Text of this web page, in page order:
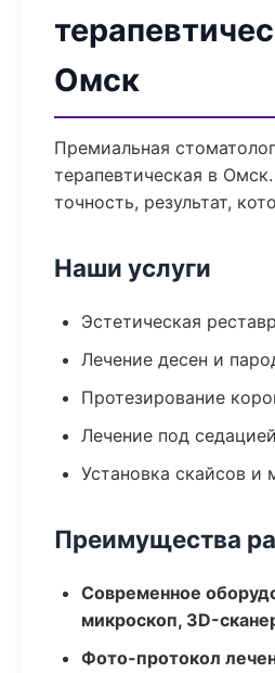
Омск
Премиальная
терапевтическая в
точность, результат,
Наши услуги
Эстетическая
Лечение десен и
Протезирование
Лечение под седацией
Установка скайсов и
Преимущества
Современное
микроскоп, 3D-
Фото-протокол